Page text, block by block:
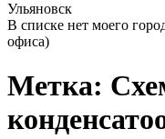
Ульяновск
В списке нет моего
офиса)
Метка: